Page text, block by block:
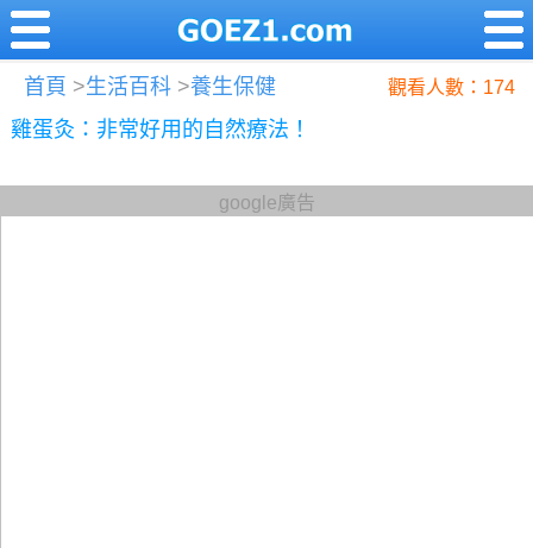
首頁 >生活百科 >養生保健 觀看人數：174
雞蛋灸：非常好用的自然療法！
google廣告